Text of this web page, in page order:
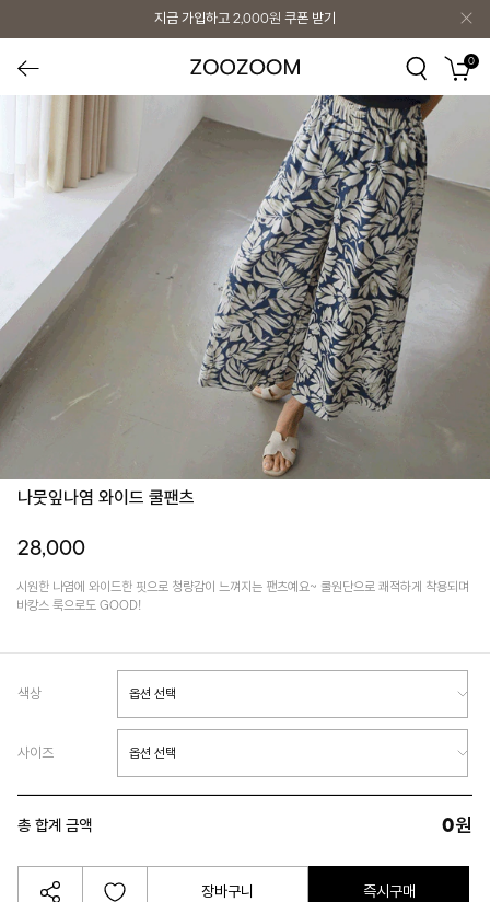
지금 가입하고 2,000원 쿠폰 받기
0
나뭇잎나염 와이드 쿨팬츠
28,000
시원한 나염에 와이드한 핏으로 청량감이 느껴지는 팬츠예요~ 쿨원단으로 쾌적하게 착용되며
바캉스 룩으로도 GOOD!
색상
사이즈
총 합계 금액 0원
장바구니 즉시구매